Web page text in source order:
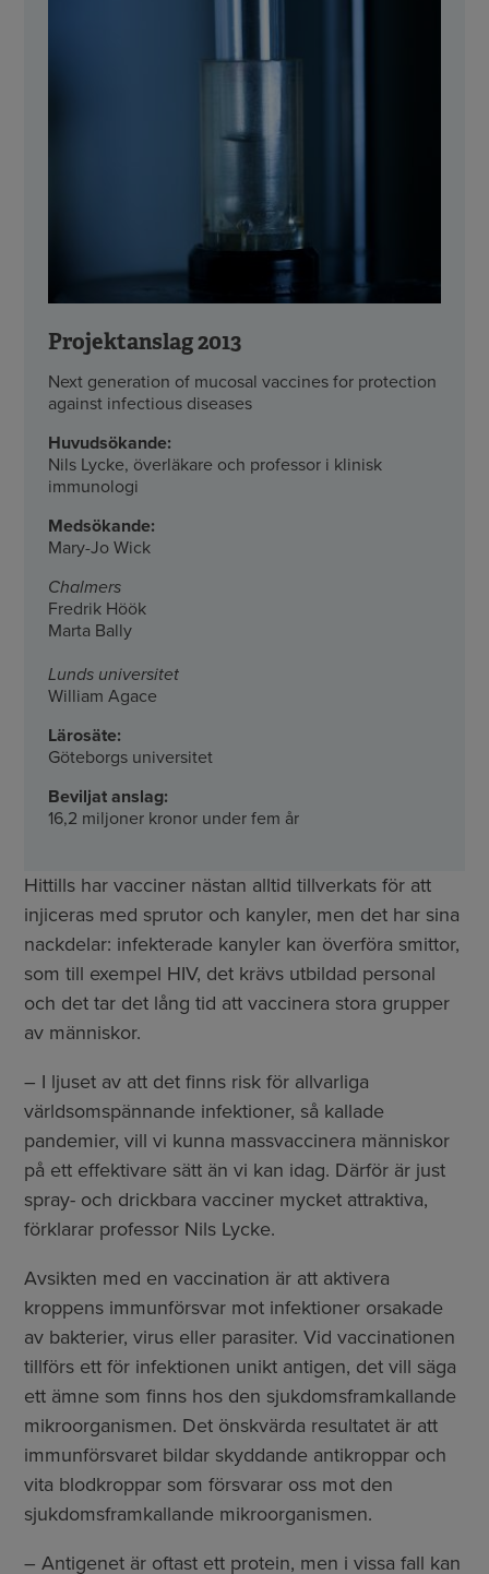
Projektanslag 2013
Next generation of mucosal vaccines for protection
against infectious diseases
Huvudsökande:
Nils Lycke, överläkare och professor i klinisk
immunologi
Medsökande:
Mary-Jo Wick
Chalmers
Fredrik Höök
Marta Bally
Lunds universitet
William Agace
Lärosäte:
Göteborgs universitet
Beviljat anslag:
16,2 miljoner kronor under fem år
Hittills har vacciner nästan alltid tillverkats för att
injiceras med sprutor och kanyler, men det har sina
nackdelar: infekterade kanyler kan överföra smittor,
som till exempel HIV, det krävs utbildad personal
och det tar det lång tid att vaccinera stora grupper
av människor.
– I ljuset av att det finns risk för allvarliga
världsomspännande infektioner, så kallade
pandemier, vill vi kunna massvaccinera människor
på ett effektivare sätt än vi kan idag. Därför är just
spray- och drickbara vacciner mycket attraktiva,
förklarar professor Nils Lycke.
Avsikten med en vaccination är att aktivera
kroppens immunförsvar mot infektioner orsakade
av bakterier, virus eller parasiter. Vid vaccinationen
tillförs ett för infektionen unikt antigen, det vill säga
ett ämne som finns hos den sjukdomsframkallande
mikroorganismen. Det önskvärda resultatet är att
immunförsvaret bildar skyddande antikroppar och
vita blodkroppar som försvarar oss mot den
sjukdomsframkallande mikroorganismen.
– Antigenet är oftast ett protein, men i vissa fall kan